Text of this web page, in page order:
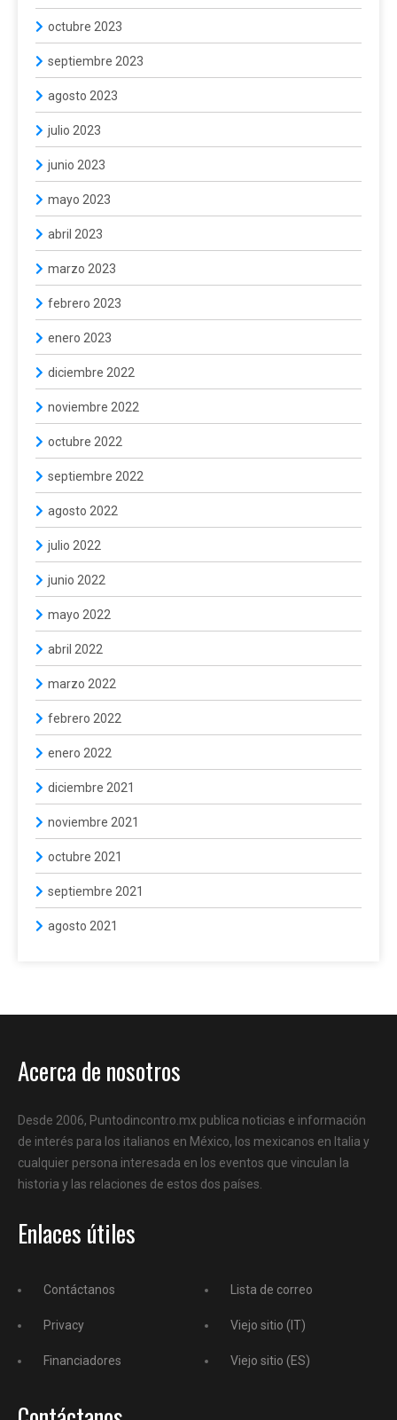
octubre 2023
septiembre 2023
agosto 2023
julio 2023
junio 2023
mayo 2023
abril 2023
marzo 2023
febrero 2023
enero 2023
diciembre 2022
noviembre 2022
octubre 2022
septiembre 2022
agosto 2022
julio 2022
junio 2022
mayo 2022
abril 2022
marzo 2022
febrero 2022
enero 2022
diciembre 2021
noviembre 2021
octubre 2021
septiembre 2021
agosto 2021
Acerca de nosotros
Desde 2006, Puntodincontro.mx publica noticias e información
de interés para los italianos en México, los mexicanos en Italia y
cualquier persona interesada en los eventos que vinculan la
historia y las relaciones de estos dos países.
Enlaces útiles
Contáctanos
Privacy
Financiadores
Lista de correo
Viejo sitio (IT)
Viejo sitio (ES)